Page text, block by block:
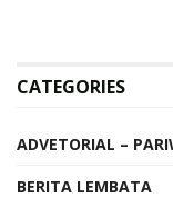
CATEGORIES
ADVETORIAL –
BERITA LEMBATA